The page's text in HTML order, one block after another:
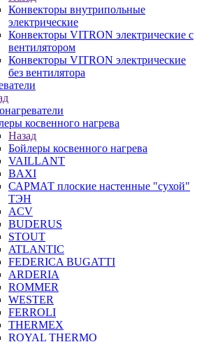
Конвекторы внутрипольные
электрические
Конвекторы VITRON электрические с
вентилятором
Конвекторы VITRON электрические
без вентилятора
косвенного нагрева
Назад
Бойлеры косвенного нагрева
VAILLANT
BAXI
САРМАТ плоские настенные "сухой"
ТЭН
ACV
BUDERUS
STOUT
ATLANTIC
FEDERICA BUGATTI
ARDERIA
ROMMER
WESTER
FERROLI
THERMEX
ROYAL THERMO